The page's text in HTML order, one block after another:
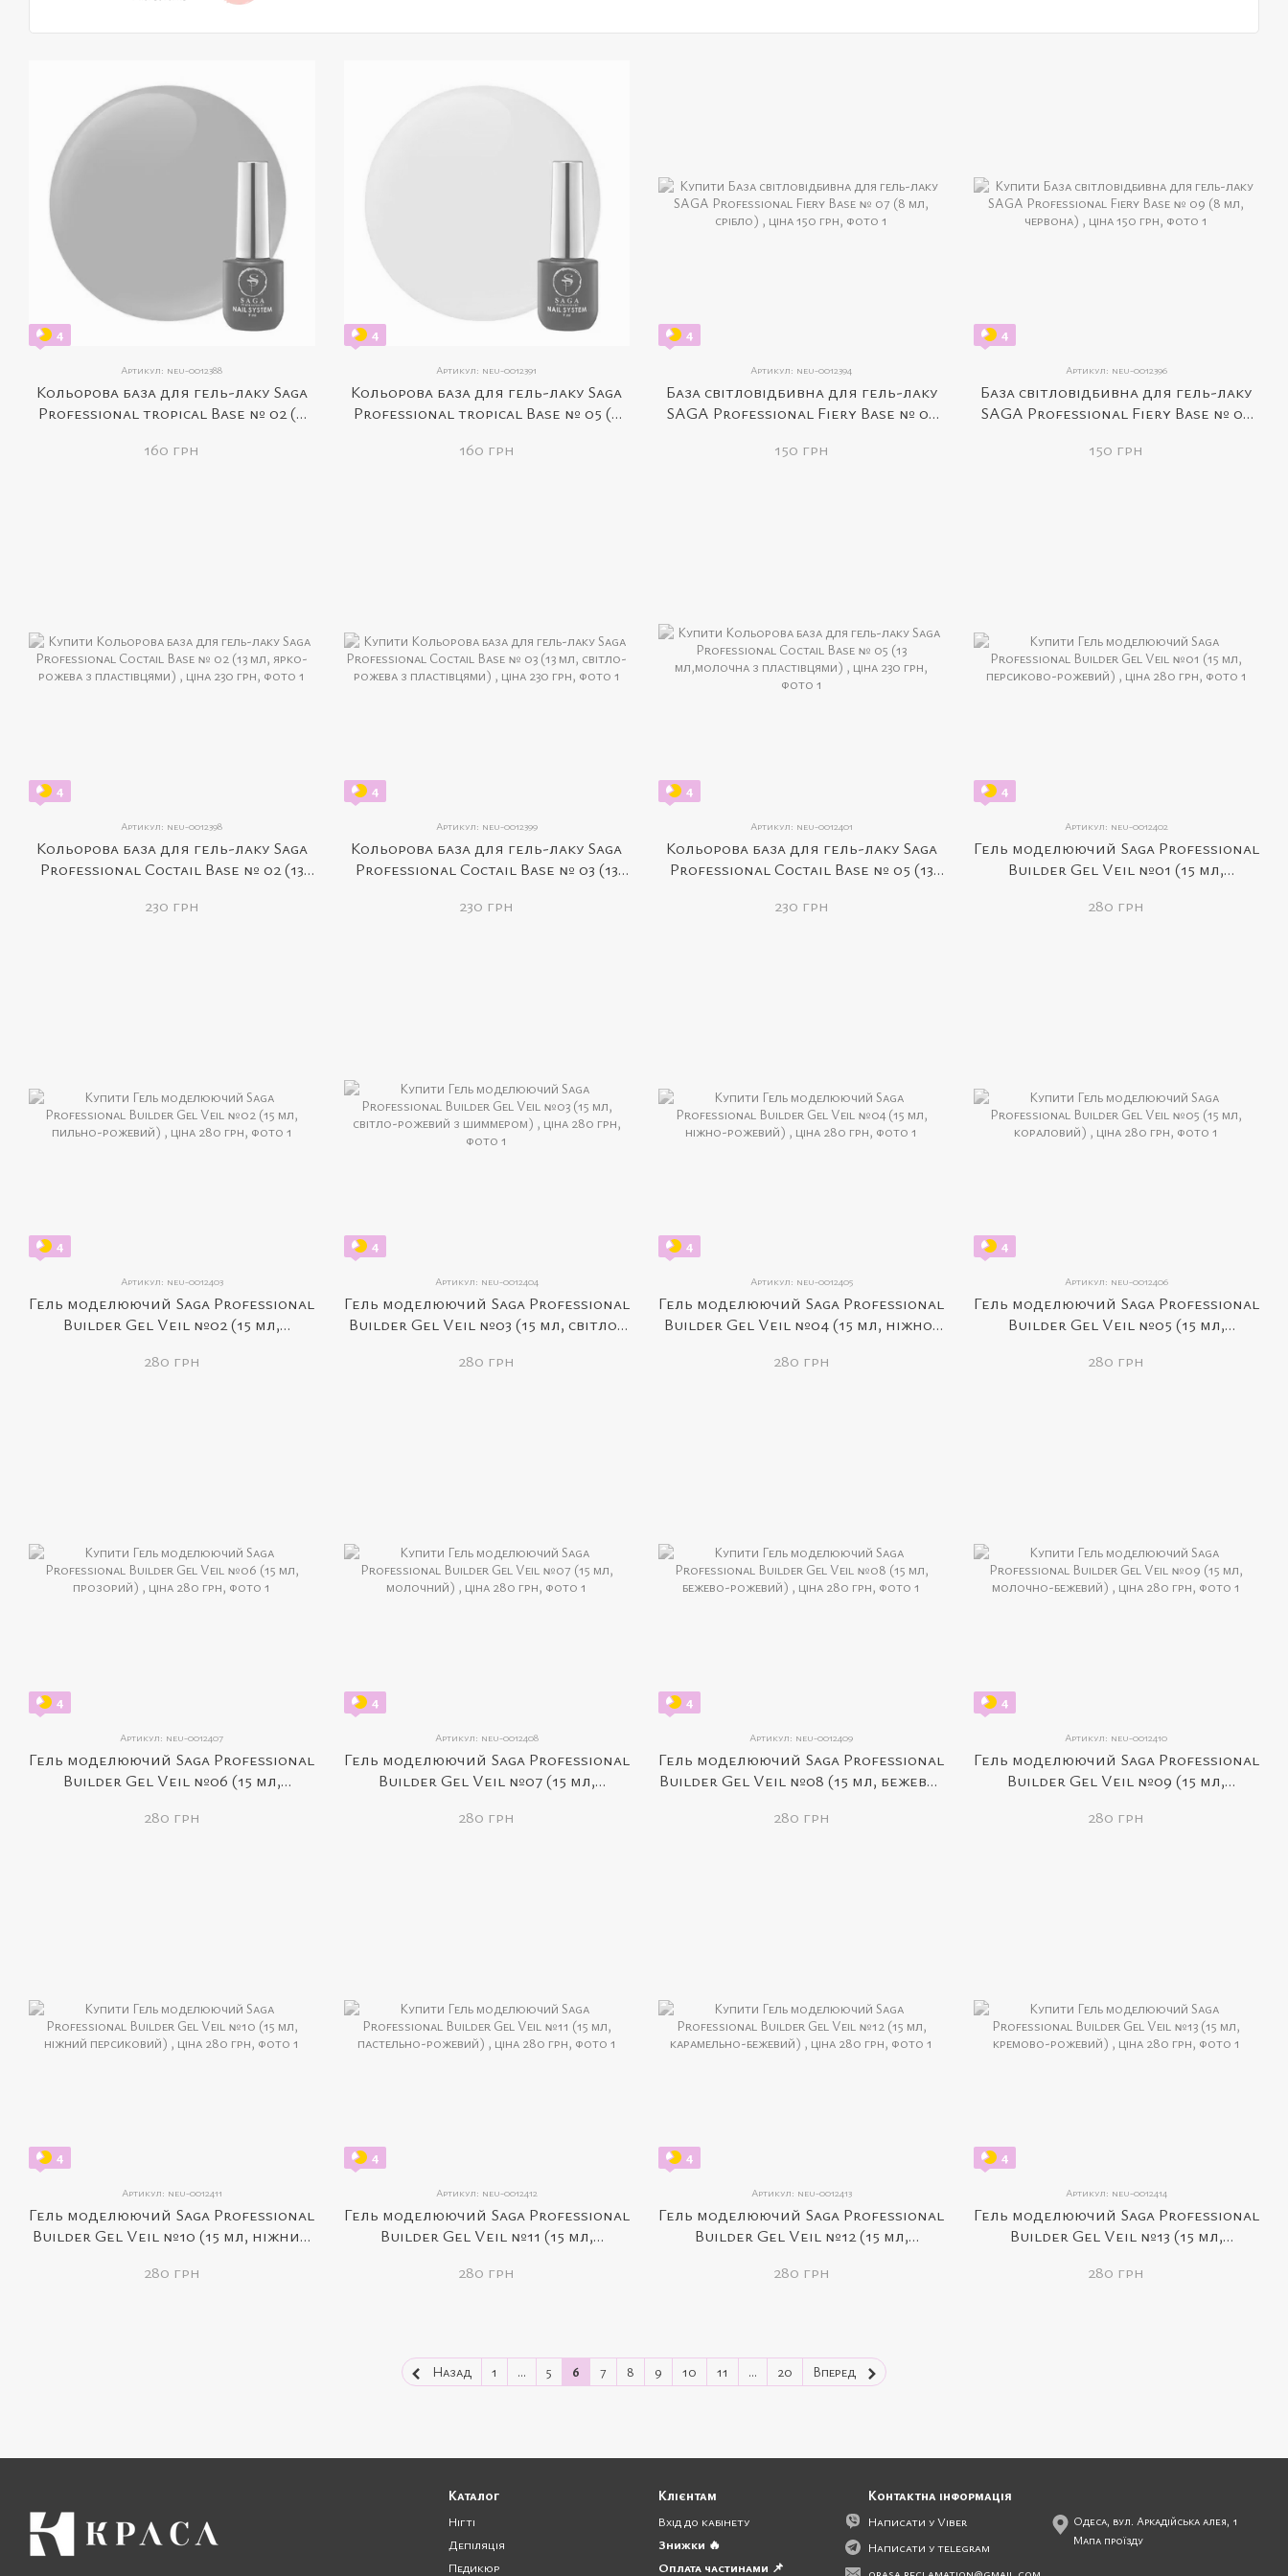
4
Артикул: neu-0012388
Кольорова база для гель-лаку Saga
Professional tropical Base № 02 (8
160 грн
4
Артикул: neu-0012391
Кольорова база для гель-лаку Saga
Professional tropical Base № 05 (8
160 грн
4
Артикул: neu-0012394
База світловідбивна для гель-лаку
SAGA Professional Fiery Base № 07
150 грн
4
Артикул: neu-0012396
База світловідбивна для гель-лаку
SAGA Professional Fiery Base № 09
150 грн
4
Артикул: neu-0012398
Кольорова база для гель-лаку Saga
Professional Coctail Base № 02 (13
230 грн
4
Артикул: neu-0012399
Кольорова база для гель-лаку Saga
Professional Coctail Base № 03 (13
230 грн
4
Артикул: neu-0012401
Кольорова база для гель-лаку Saga
Professional Coctail Base № 05 (13
230 грн
4
Артикул: neu-0012402
Гель моделюючий Saga Professional
Builder Gel Veil №01 (15 мл,
280 грн
4
Артикул: neu-0012403
Гель моделюючий Saga Professional
Builder Gel Veil №02 (15 мл,
280 грн
4
Артикул: neu-0012404
Гель моделюючий Saga Professional
Builder Gel Veil №03 (15 мл, світло-
280 грн
4
Артикул: neu-0012405
Гель моделюючий Saga Professional
Builder Gel Veil №04 (15 мл, ніжно-
280 грн
4
Артикул: neu-0012406
Гель моделюючий Saga Professional
Builder Gel Veil №05 (15 мл,
280 грн
4
Артикул: neu-0012407
Гель моделюючий Saga Professional
Builder Gel Veil №06 (15 мл,
280 грн
4
Артикул: neu-0012408
Гель моделюючий Saga Professional
Builder Gel Veil №07 (15 мл,
280 грн
4
Артикул: neu-0012409
Гель моделюючий Saga Professional
Builder Gel Veil №08 (15 мл, бежево-
280 грн
4
Артикул: neu-0012410
Гель моделюючий Saga Professional
Builder Gel Veil №09 (15 мл,
280 грн
4
Артикул: neu-0012411
Гель моделюючий Saga Professional
Builder Gel Veil №10 (15 мл, ніжний
280 грн
4
Артикул: neu-0012412
Гель моделюючий Saga Professional
Builder Gel Veil №11 (15 мл,
280 грн
4
Артикул: neu-0012413
Гель моделюючий Saga Professional
Builder Gel Veil №12 (15 мл,
280 грн
4
Артикул: neu-0012414
Гель моделюючий Saga Professional
Builder Gel Veil №13 (15 мл,
280 грн
Назад 1 ... 5 6 7 8 9 10 11 ... 20 Вперед
Каталог
Нігті
Депіляція
Педикюр
Клієнтам
Вхід до кабінету
Знижки 🔥
Оплата частинами 📌
Контактна інформація
Написати у Viber
Написати у telegram
Одеса, вул. Аркадійська алея, 1
Мапа проїзду